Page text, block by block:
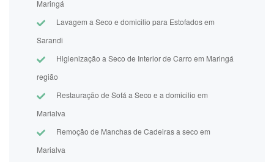
Maringá
Lavagem a Seco e domicilio para Estofados em
Sarandi
Higienização a Seco de Interior de Carro em Maringá
região
Restauração de Sofá a Seco e a domicilio em
Marialva
Remoção de Manchas de Cadeiras a seco em
Marialva